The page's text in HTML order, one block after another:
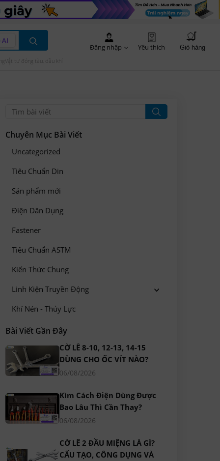
AI
Đăng nhập Yêu thích Giỏ hàng
Vật tư đóng tàu, dầu khí
Chuyên Mục Bài Viết
Uncategorized
Tiêu Chuẩn Din
Sản phẩm mới
Điện Dân Dụng
Fastener
Tiêu Chuẩn ASTM
Kiến Thức Chung
Linh Kiện Truyền Động
Khí Nén - Thủy Lực
Bài Viết Gần Đây
CỜ LÊ 8-10, 12-13, 14-15
DÙNG CHO ỐC VÍT NÀO?
06/08/2026
Kìm Cách Điện Dùng Được
Bao Lâu Thì Cần Thay?
06/08/2026
CỜ LÊ 2 ĐẦU MIỆNG LÀ GÌ?
CẤU TẠO, CÔNG DỤNG VÀ